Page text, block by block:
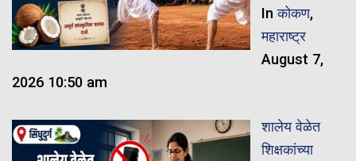
Inकोकण,
महाराष्ट्र
August 7,
2026 10:50 am
शालेय वेळेत
शिक्षकांच्या